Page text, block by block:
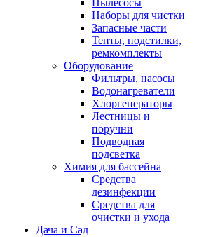
Пылесосы
Наборы для чистки
Запасные части
Тенты, подстилки,
ремкомплекты
Оборудование
Фильтры, насосы
Водонагреватели
Хлоргенераторы
Лестницы и
поручни
Подводная
подсветка
Химия для бассейна
Средства
дезинфекции
Средства для
очистки и ухода
Дача и Сад